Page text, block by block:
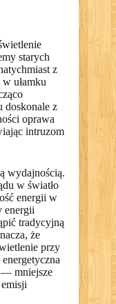
starych
z
ułamku
doskonale z
oprawa
intruzom
wydajnością.
w światło
energii w
energii
tradycyjną
że
przy
— mniejsze